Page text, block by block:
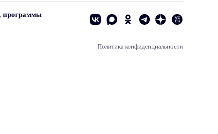
программы
Политика конфиденциальности